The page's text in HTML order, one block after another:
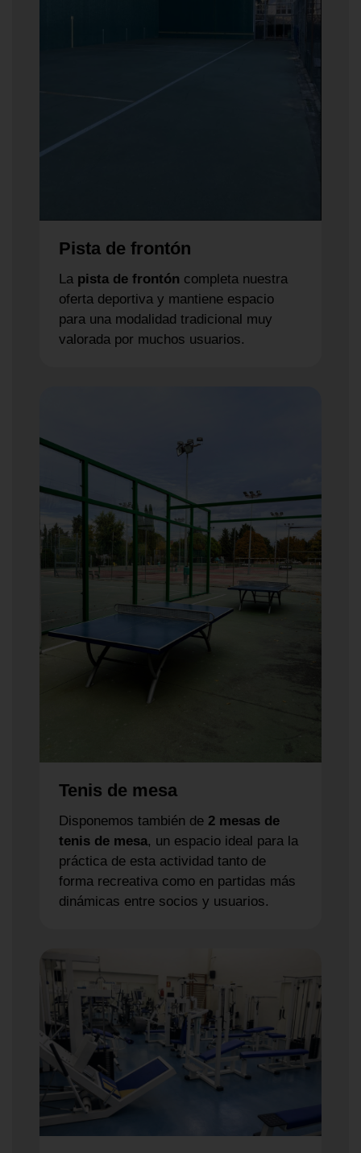
Pista de frontón
La pista de frontón completa nuestra
oferta deportiva y mantiene espacio
para una modalidad tradicional muy
valorada por muchos usuarios.
Tenis de mesa
Disponemos también de 2 mesas de
tenis de mesa, un espacio ideal para la
práctica de esta actividad tanto de
forma recreativa como en partidas más
dinámicas entre socios y usuarios.